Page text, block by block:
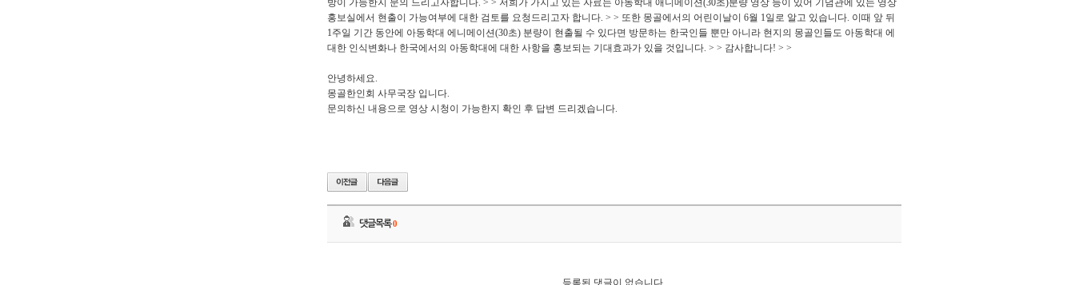
방이 가능한지 문의 드리고자합니다. > > 저희가 가지고 있는 자료는 아동학대 애니메이션(30초)분량 영상 등이 있어 기념관에 있는 영상
홍보실에서 현출이 가능여부에 대한 검토를 요청드리고자 합니다. > > 또한 몽골에서의 어린이날이 6월 1일로 알고 있습니다. 이때 앞 뒤
1주일 기간 동안에 아동학대 에니메이션(30초) 분량이 현출될 수 있다면 방문하는 한국인들 뿐만 아니라 현지의 몽골인들도 아동학대 에
대한 인식변화나 한국에서의 아동학대에 대한 사항을 홍보되는 기대효과가 있을 것입니다. > > 감사합니다! > >
안녕하세요.
몽골한인회 사무국장 입니다.
문의하신 내용으로 영상 시청이 가능한지 확인 후 답변 드리겠습니다.
댓글목록0
등록된 댓글이 없습니다.